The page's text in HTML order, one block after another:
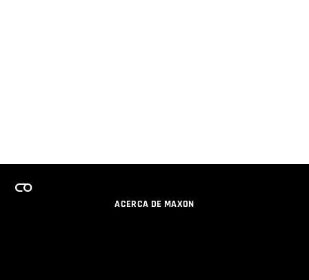
ACERCA DE MAXON